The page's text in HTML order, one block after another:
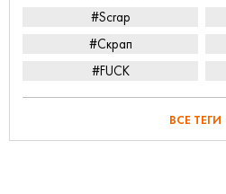
#Scrap
#Скрап
#FUCK
ВСЕ ТЕГИ